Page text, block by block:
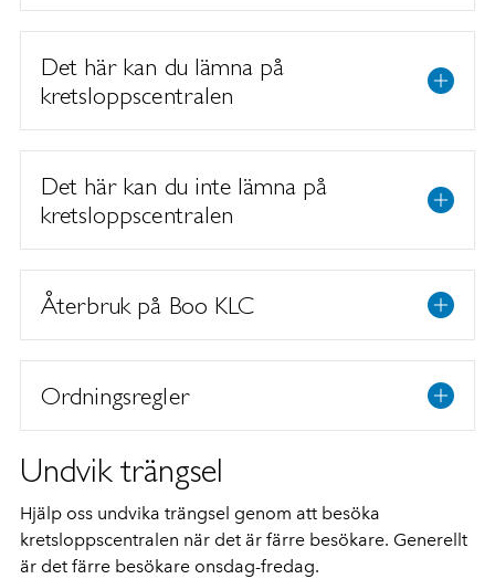
Det här kan du lämna på
kretsloppscentralen
Det här kan du inte lämna på
kretsloppscentralen
Återbruk på Boo KLC
Ordningsregler
Undvik trängsel
Hjälp oss undvika trängsel genom att besöka
kretsloppscentralen när det är färre besökare. Generellt
är det färre besökare onsdag-fredag.